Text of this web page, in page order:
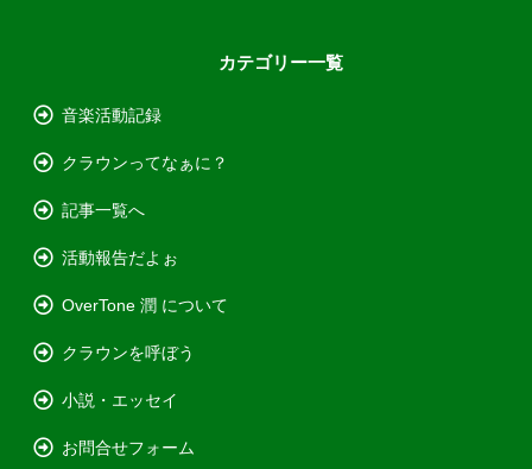
カテゴリー一覧
音楽活動記録
クラウンってなぁに？
記事一覧へ
活動報告だよぉ
OverTone 潤 について
クラウンを呼ぼう
小説・エッセイ
お問合せフォーム